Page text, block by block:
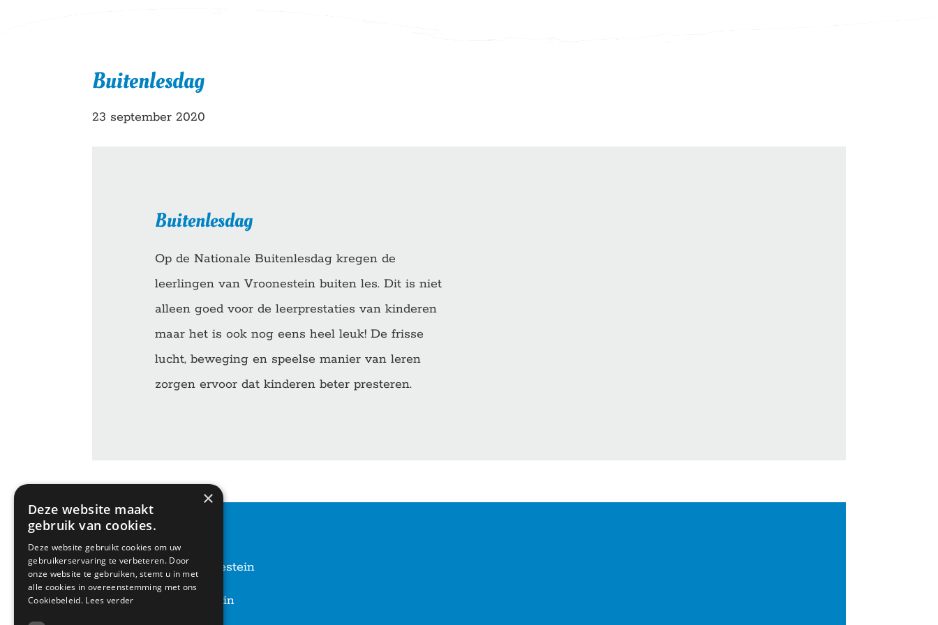
Buitenlesdag
23 september 2020
Buitenlesdag
Op de Nationale Buitenlesdag kregen de
leerlingen van Vroonestein buiten les. Dit is niet
alleen goed voor de leerprestaties van kinderen
maar het is ook nog eens heel leuk! De frisse
lucht, beweging en speelse manier van leren
zorgen ervoor dat kinderen beter presteren.
Nieuws
CONTACT
Basisschool Vroonestein
Lohengrinhof 15-17
3438 RA Nieuwegein
×
Deze website maakt
gebruik van cookies.
Deze website gebruikt cookies om uw
gebruikerservaring te verbeteren. Door
onze website te gebruiken, stemt u in met
alle cookies in overeenstemming met ons
Cookiebeleid. Lees verder